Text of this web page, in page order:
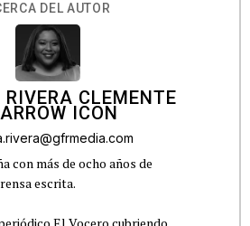
DEL AUTOR
CLEMENTE
con más de ocho años de
escrita.
El Vocero cubriendo